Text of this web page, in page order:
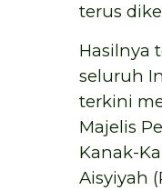
terus
Hasilnya
seluruh
terkini
Majelis
Kanak-
Aisyiyah